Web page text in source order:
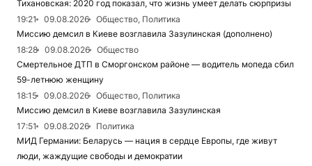
Тихановская: 2020 год показал, что жизнь умеет делать сюрпризы
19:21
09.08.2026
Общество, Политика
Миссию демсил в Киеве возглавила Зазулинская (дополнено)
18:28
09.08.2026
Общество
Смертельное ДТП в Сморгонском районе — водитель мопеда сбил
59-летнюю женщину
18:15
09.08.2026
Общество, Политика
Миссию демсил в Киеве возглавила Зазулинская
17:51
09.08.2026
Политика
МИД Германии: Беларусь — нация в сердце Европы, где живут
люди, жаждущие свободы и демократии